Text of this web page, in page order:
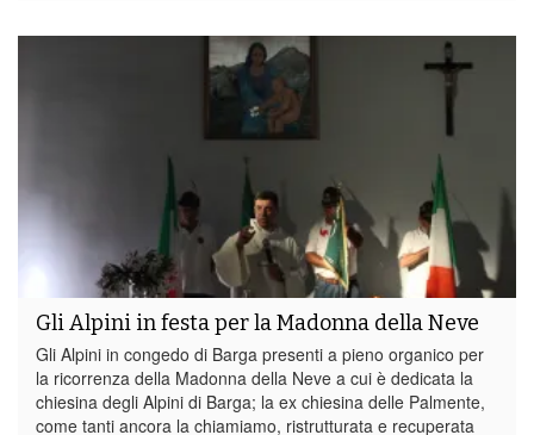
Gli Alpini in festa per la Madonna della Neve
Gli Alpini in congedo di Barga presenti a pieno organico per
la ricorrenza della Madonna della Neve a cui è dedicata la
chiesina degli Alpini di Barga; la ex chiesina delle Palmente,
come tanti ancora la chiamiamo, ristrutturata e recuperata